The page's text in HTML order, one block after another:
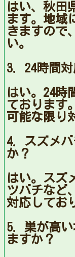
はい、秋田
ます。地域
きますので
い。
3. 24時間対
はい。24時
ております
可能な限り
4. スズメバ
か？
はい。スズ
ツバチなど
対応してお
5. 巣が高い
ますか？